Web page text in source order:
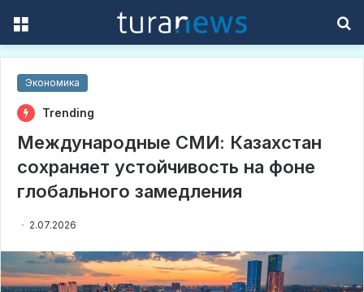
Экономика
Trending
Международные СМИ: Казахстан
сохраняет устойчивость на фоне
глобального замедления
2.07.2026